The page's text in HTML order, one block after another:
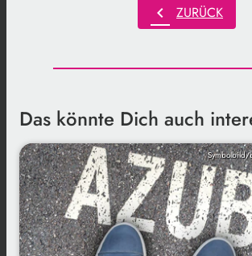
chevron_left ZURÜCK
Das könnte Dich auch
Symbolbild/